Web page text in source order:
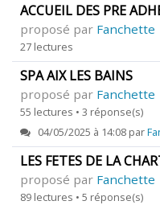
ACCUEIL DES PRE
proposé par Fanchette
27 lectures
SPA AIX LES BAINS
proposé par Fanchette
55 lectures • 3 réponse(s)
04/05/2025 à 14:08 par
LES FETES DE LA
proposé par Fanchette
89 lectures • 5 réponse(s)